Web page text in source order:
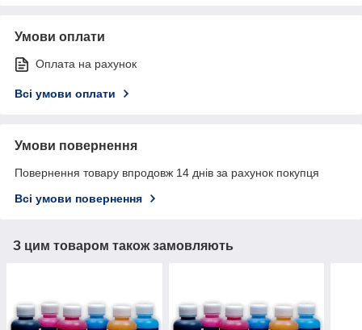
Умови оплати
Оплата на рахунок
Всі умови оплати
Умови повернення
Повернення товару впродовж 14 днів за рахунок покупця
Всі умови повернення
З цим товаром також замовляють